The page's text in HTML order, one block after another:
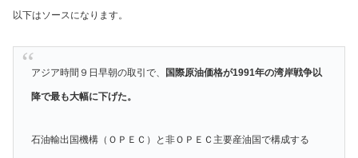
以下はソースになります。
アジア時間９日早朝の取引で、 国際原油価格が1991年の湾岸戦争以
降で最も大幅に下げた。
石油輸出国機構（ＯＰＥＣ）と非ＯＰＥＣ主要産油国で構成する